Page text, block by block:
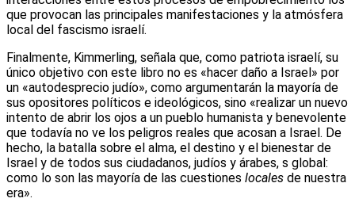
que provocan las principales manifestaciones y la atmósfera
local del fascismo israelí.
Finalmente, Kimmerling, señala que, como patriota israelí, su
único objetivo con este libro no es «hacer daño a Israel» por
un «autodesprecio judío», como argumentarán la mayoría de
sus opositores políticos e ideológicos, sino «realizar un nuevo
intento de abrir los ojos a un pueblo humanista y benevolente
que todavía no ve los peligros reales que acosan a Israel. De
hecho, la batalla sobre el alma, el destino y el bienestar de
Israel y de todos sus ciudadanos, judíos y árabes, s global:
como lo son las mayoría de las cuestiones locales de nuestra
era».